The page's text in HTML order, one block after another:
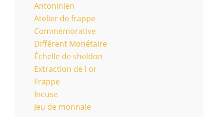
Antoninien
Atelier de frappe
Commémorative
Différent Monétaire
Échelle de sheldon
Extraction de l or
Frappe
Incuse
Jeu de monnaie